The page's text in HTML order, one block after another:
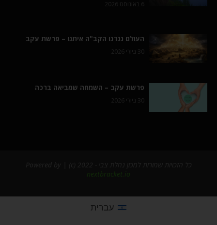
6 באוגוסט 2026
העולם נגדנו הקב"ה איתנו – פרשת עקב
30 ביולי 2026
פרשת עקב – השמחה שמביאה ברכה
30 ביולי 2026
nextbracket.io
עברית